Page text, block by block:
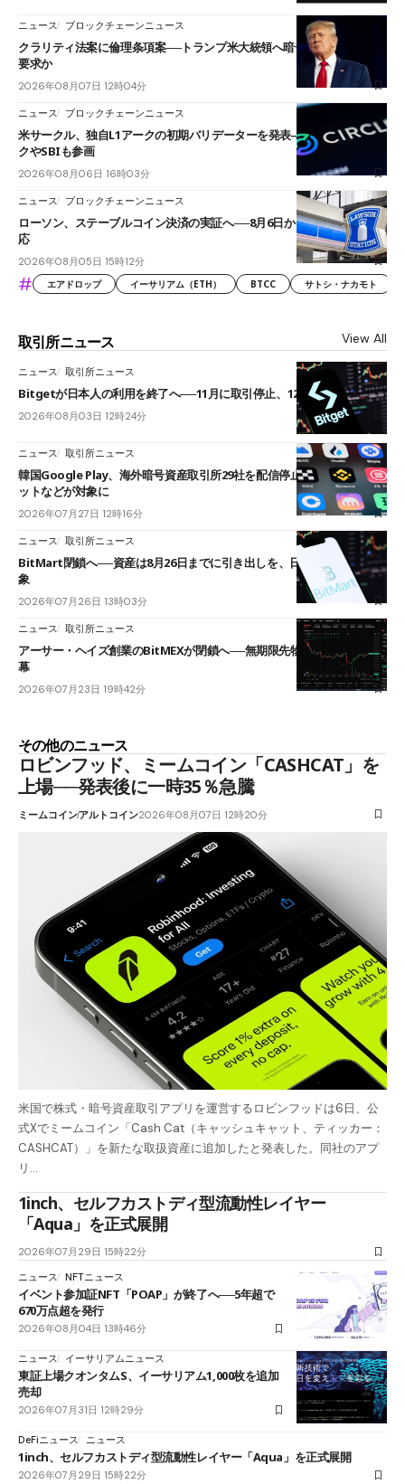
ニュース ブロックチェーンニュース
クラリティ法案に倫理条項案──トランプ米大統領へ暗号資産事業の売却
要求か
2026年08月07日 12時04分
ニュース ブロックチェーンニュース
米サークル、独自L1アークの初期バリデーターを発表――ブラックロッ
クやSBIも参画
2026年08月06日 16時03分
ニュース ブロックチェーンニュース
ローソン、ステーブルコイン決済の実証へ──8月6日からJPYCやUSDC対
応
2026年08月05日 15時12分
# エアドロップ イーサリアム（ETH） BTCC サトシ・ナカモト
取引所ニュース View All
ニュース 取引所ニュース
Bitgetが日本人の利用を終了へ──11月に取引停止、12月末に強制決済
2026年08月03日 12時24分
ニュース 取引所ニュース
韓国Google Play、海外暗号資産取引所29社を配信停止──OKXやバイビ
ットなどが対象に
2026年07月27日 12時16分
ニュース 取引所ニュース
BitMart閉鎖へ──資産は8月26日までに引き出しを、日本人利用者も対
象
2026年07月26日 13時03分
ニュース 取引所ニュース
アーサー・ヘイズ創業のBitMEXが閉鎖へ──無期限先物を生んだ11年に
幕
2026年07月23日 19時42分
その他のニュース
ロビンフッド、ミームコイン「CASHCAT」を
上場──発表後に一時35％急騰
ミームコインアルトコイン2026年08月07日 12時20分
米国で株式・暗号資産取引アプリを運営するロビンフッドは6日、公
式Xでミームコイン「Cash Cat（キャッシュキャット、ティッカー：
CASHCAT）」を新たな取扱資産に追加したと発表した。同社のアプ
リ…
1inch、セルフカストディ型流動性レイヤー
「Aqua」を正式展開
2026年07月29日 15時22分
ニュース NFTニュース
イベント参加証NFT「POAP」が終了へ──5年超で
670万点超を発行
2026年08月04日 13時46分
ニュース イーサリアムニュース
東証上場クオンタムS、イーサリアム1,000枚を追加
売却
2026年07月31日 12時29分
DeFiニュース ニュース
1inch、セルフカストディ型流動性レイヤー「Aqua」を正式展開
2026年07月29日 15時22分